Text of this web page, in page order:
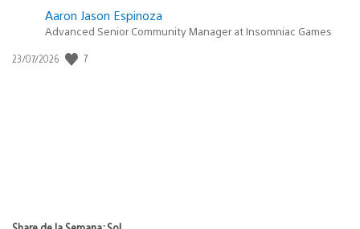
Aaron Jason Espinoza
Advanced Senior Community Manager at Insomniac Games
Fecha
23/07/2026 7